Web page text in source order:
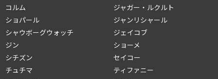
コルム
ジャガー・ルクルト
ショパール
ジャンリシャール
シャウボーグウォッチ
ジェイコブ
ジン
ショーメ
シチズン
セイコー
チュチマ
ティファニー